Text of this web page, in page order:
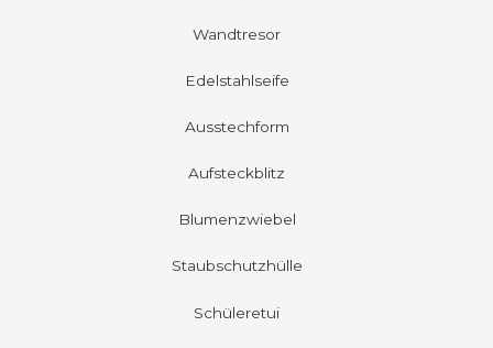
Wandtresor
Edelstahlseife
Ausstechform
Aufsteckblitz
Blumenzwiebel
Staubschutzhülle
Schüleretui